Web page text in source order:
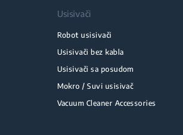
Usisivači
Robot usisivači
Usisivači bez kabla
Usisivači sa posudom
Mokro / Suvi usisivač
Vacuum Cleaner Accessories